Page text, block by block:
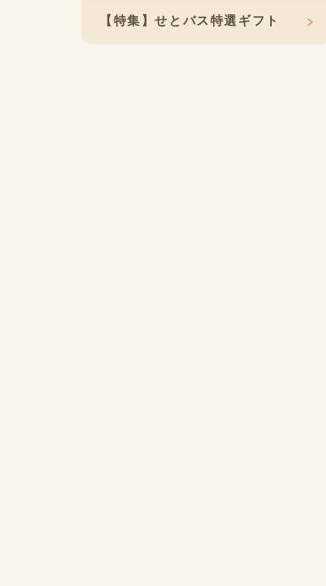
【特集】せとバス特選ギフト